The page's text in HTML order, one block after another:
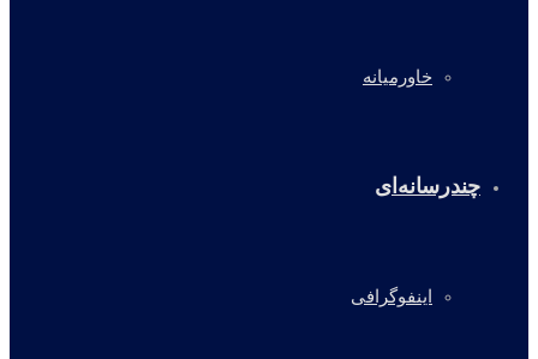
خاورمیانه
چندرسانه‌ای
اینفوگرافی